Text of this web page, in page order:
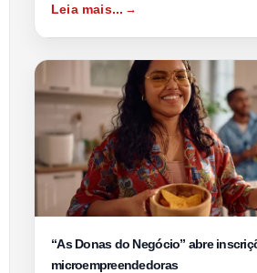
Leia mais...
“As Donas do Negócio” abre
microempreendedoras